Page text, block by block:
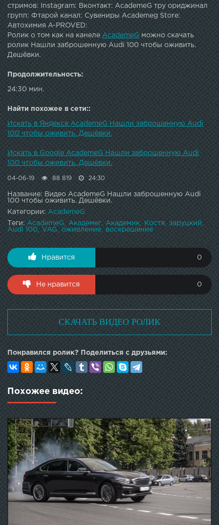
стримов: Instagram: Вконтакт: AcademeG тру ориджинал
групп: Фтарой канал: Сувениры Academeg Store:
Автохимия A-PROVED:
Ролик о том как на канелеAcademeGможно скачать
ролик Нашли заброшенную Audi 100 чтобы оживить.
Дешёвки.
Продолжительность:
24:30 мин.
Найти похожее в сети::
Искать в Яндексе AcademeG Нашли заброшенную Audi
100 чтобы оживить. Дешёвки.
Искать в Google AcademeG Нашли заброшенную Audi
100 чтобы оживить. Дешёвки.
04-06-19 88 819 24:30
Название: Видео AcademeG Нашли заброшенную Audi
100 чтобы оживить. Дешёвки.
Категории: AcademeG
Теги: AcademeG Академег Академик Костя
заруцкий
Audi 100
VAG оживление воскрешение
Нравится 0
Не нравится 0
СКАЧАТЬ ВИДЕО РОЛИК
Понравился ролик? Поделиться с друзьями:
Похожее видео: